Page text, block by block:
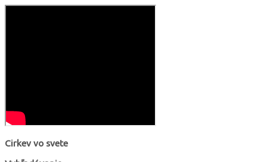
Cirkev vo svete